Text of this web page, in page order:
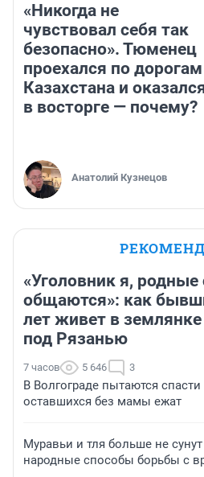
«Никогда не
чувствовал себя так
безопасно». Тюменец
проехался по дорогам
Казахстана и
в восторге — почему?
Анатолий Кузнецов
«Уголовник я,
общаются»: как
лет живет в
под Рязанью
7 часов 5 646 3
В Волгограде пытаются
оставшихся без мамы ежат
Муравьи и тля больше не
народные способы борьбы с